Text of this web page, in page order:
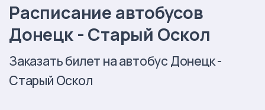
Расписание автобусов
Донецк - Старый Оскол
Заказать билет на автобус Донецк -
Старый Оскол